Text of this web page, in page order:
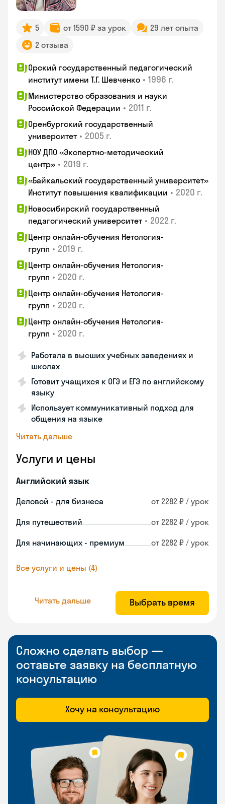
5 от 1590 ₽ за урок
29 лет опыта
2 отзыва
Орский государственный педагогический
институт имени Т.Г. Шевченко • 1996 г.
Министерство образования и науки
Российской Федерации • 2011 г.
Оренбургский государственный
университет • 2005 г.
НОУ ДПО «Экспертно-методический
центр» • 2019 г.
«Байкальский государственный университет»
Институт повышения квалификации • 2020 г.
Новосибирский государственный
педагогический университет • 2022 г.
Центр онлайн-обучения Нетология-
групп • 2019 г.
Центр онлайн-обучения Нетология-
групп • 2020 г.
Центр онлайн-обучения Нетология-
групп • 2020 г.
Центр онлайн-обучения Нетология-
групп • 2020 г.
Работала в высших учебных заведениях и
школах
Готовит учащихся к ОГЭ и ЕГЭ по английскому
языку
Использует коммуникативный подход для
общения на языке
Читать дальше
Услуги и цены
Английский язык
Деловой - для бизнеса от 2282 ₽ / урок
Для путешествий от 2282 ₽ / урок
Для начинающих - премиум от 2282 ₽ / урок
Все услуги и цены (4)
Читать дальше Выбрать время
Сложно сделать выбор —
оставьте заявку на бесплатную
консультацию
Хочу на консультацию